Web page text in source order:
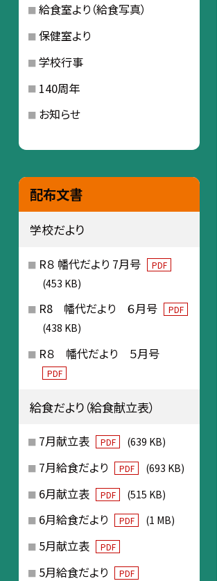
給食室より（給食写真）
保健室より
学校行事
140周年
お知らせ
配布文書
学校だより
R８ 幡代だより 7月号 PDF
(453 KB)
R8 幡代だより ６月号 PDF
(438 KB)
R８ 幡代だより ５月号
PDF
給食だより（給食献立表）
7月献立表 PDF (639 KB)
7月給食だより PDF (693 KB)
6月献立表 PDF (515 KB)
6月給食だより PDF (1 MB)
5月献立表 PDF
5月給食だより PDF